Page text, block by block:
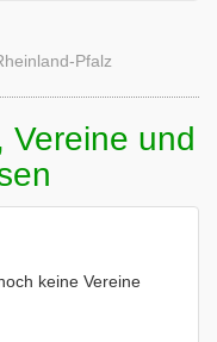
Pfalz
Vereine und
keine Vereine